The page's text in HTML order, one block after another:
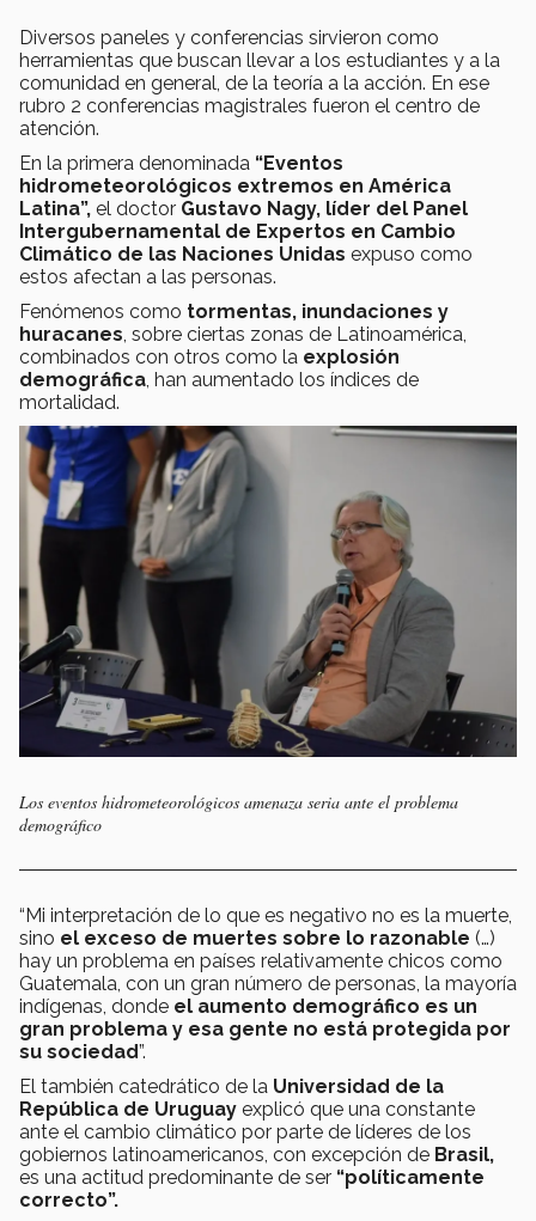
Diversos paneles y conferencias sirvieron como
herramientas que buscan llevar a los estudiantes y a la
comunidad en general, de la teoría a la acción. En ese
rubro 2 conferencias magistrales fueron el centro de
atención.
En la primera denominada “Eventos
hidrometeorológicos extremos en América
Latina”, el doctor Gustavo Nagy, líder del Panel
Intergubernamental de Expertos en Cambio
Climático de las Naciones Unidas expuso como
estos afectan a las personas.
Fenómenos como tormentas, inundaciones y
huracanes, sobre ciertas zonas de Latinoamérica,
combinados con otros como la explosión
demográfica, han aumentado los índices de
mortalidad.
Los eventos hidrometeorológicos amenaza seria ante el problema
demográfico
“Mi interpretación de lo que es negativo no es la muerte,
sino el exceso de muertes sobre lo razonable (…)
hay un problema en países relativamente chicos como
Guatemala, con un gran número de personas, la mayoría
indígenas, donde el aumento demográfico es un
gran problema y esa gente no está protegida por
su sociedad”.
El también catedrático de la Universidad de la
República de Uruguay explicó que una constante
ante el cambio climático por parte de líderes de los
gobiernos latinoamericanos, con excepción de Brasil,
es una actitud predominante de ser “políticamente
correcto”.